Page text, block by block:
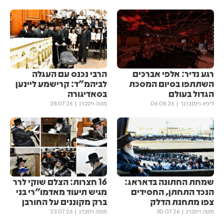
רגע נדיר: אלפי אברכים
השתתפו בסיום המסכת
הגדול בעולם
ליפא גינסברגר 06.08.26
הרבי נכנס עם העגלה
לביהמ"ד: קרישמע ליינען
בסאדיגורה
משה ויסברג 28.07.26
שמחת החתונה בדאראג:
הנכד התחתן, החסידים
צפו מתחנת הדלק
משה ויסברג 30.07.26
16 חצרות: הצלם שוקי לרר
מגיש תיעוד מאדמו"רי בני
ברק מקוננים על החורבן
משה ויסברג 23.07.26